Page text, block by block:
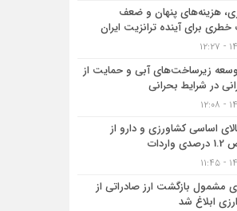
هزینه‌های پنهان و ضعف
برای آینده ترانزیت ایران
زیرساخت‌های آبی و حمایت از
در شرایط بحرانی
199 کالای اساسی کشاورزی و دارو از
مشمول بازگشت ارز صادراتی از
ابلاغ شد